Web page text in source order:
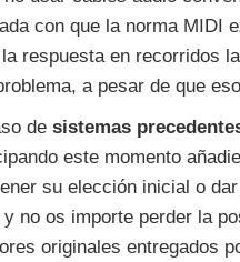
con que la norma MIDI
respuesta en recorridos
a pesar de que
de sistemas
este momento
su elección inicial o
y no os importe perder la
originales entregados